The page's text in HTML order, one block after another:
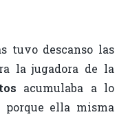
tuvo descanso las
la jugadora de la
acumulaba a lo
porque ella misma